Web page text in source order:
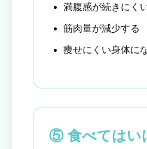
満腹感が続きにく
筋肉量が減少する
痩せにくい身体に
⑤ 食べてはい